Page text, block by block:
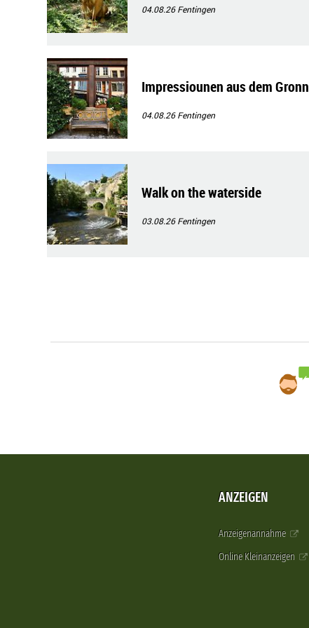
04.08.26Fentingen
Impressiounen aus dem Gronn
04.08.26Fentingen
Walk on the waterside
03.08.26Fentingen
ANZEIGEN
Anzeigenannahme
Online Kleinanzeigen